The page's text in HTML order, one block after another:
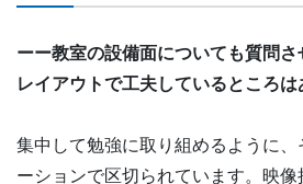
ーー教室の設備面についても質問
レイアウトで工夫しているところは
集中して勉強に取り組めるように
ーションで区切られています。映